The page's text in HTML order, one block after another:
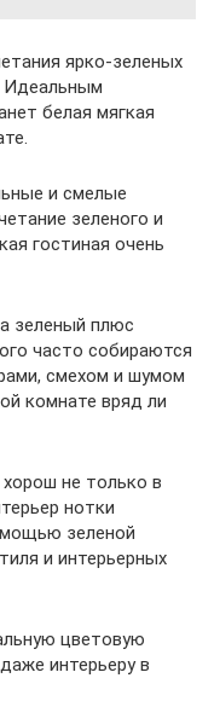
ярко-зеленых
Идеальным
белая мягкая
и смелые
зеленого и
гостиная очень
зеленый плюс
часто собираются
смехом и шумом
комнате вряд ли
не только в
нотки
зеленой
и интерьерных
цветовую
интерьеру в